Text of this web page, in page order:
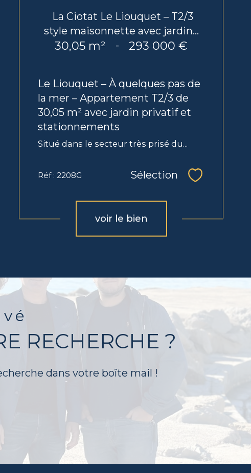
La Ciotat Le Liouquet – T2/3
style maisonnette avec jardin...
30,05 m² - 293 000 €
Le Liouquet – À quelques pas de
la mer – Appartement T2/3 de
30,05 m² avec jardin privatif et
stationnements
Situé dans le secteur très prisé du...
Réf : 2208G Sélection
voir le bien
RECHERCHE ?
dans votre boîte mail !